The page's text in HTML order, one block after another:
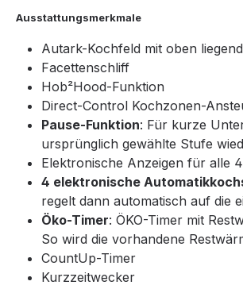
Ausstattungsmerkmale
Autark-Kochfeld mit oben
Facettenschliff
Hob²Hood-Funktion
Direct-Control Kochzonen-
Pause-Funktion: Für kurze
ursprünglich gewählte Stufe
Elektronische Anzeigen für alle
4 elektronische
regelt dann automatisch auf die
Öko-Timer: ÖKO-Timer mit
So wird die vorhandene
CountUp-Timer
Kurzzeitwecker